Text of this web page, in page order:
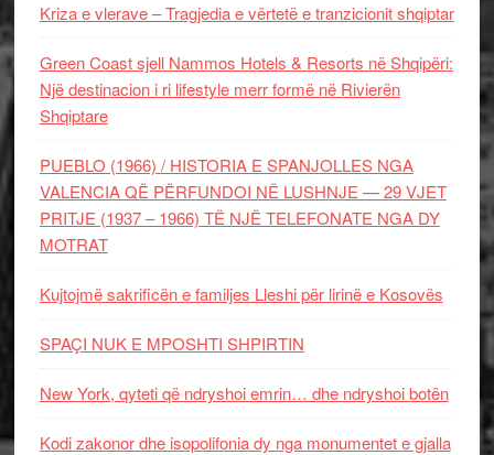
Kriza e vlerave – Tragjedia e vërtetë e tranzicionit shqiptar
Green Coast sjell Nammos Hotels & Resorts në Shqipëri:
Një destinacion i ri lifestyle merr formë në Rivierën
Shqiptare
PUEBLO (1966) / HISTORIA E SPANJOLLES NGA
VALENCIA QË PËRFUNDOI NË LUSHNJE — 29 VJET
PRITJE (1937 – 1966) TË NJË TELEFONATE NGA DY
MOTRAT
Kujtojmë sakrificën e familjes Lleshi për lirinë e Kosovës
SPAÇI NUK E MPOSHTI SHPIRTIN
New York, qyteti që ndryshoi emrin… dhe ndryshoi botën
Kodi zakonor dhe isopolifonia dy nga monumentet e gjalla